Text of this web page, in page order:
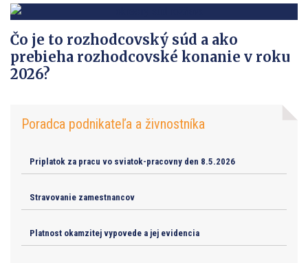
Čo je to rozhodcovský súd a ako
prebieha rozhodcovské konanie v roku
2026?
Poradca podnikateľa a živnostníka
Priplatok za pracu vo sviatok-pracovny den 8.5.2026
Stravovanie zamestnancov
Platnost okamzitej vypovede a jej evidencia